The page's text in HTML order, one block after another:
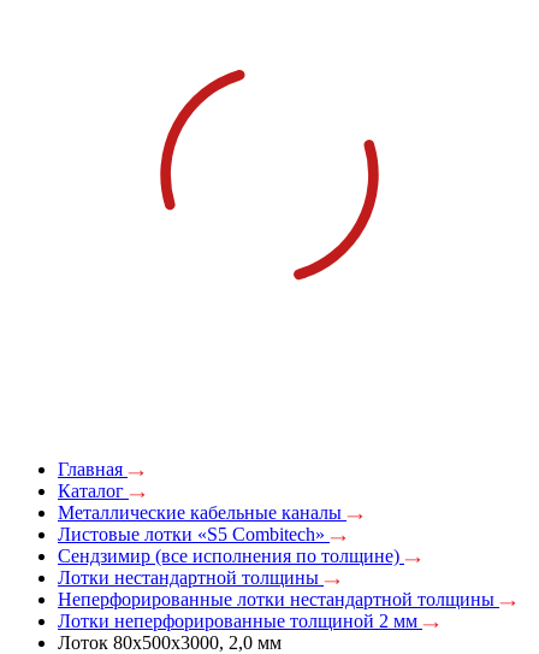
Главная
Каталог
Металлические кабельные каналы
Листовые лотки «S5 Combitech»
Сендзимир (все исполнения по толщине)
Лотки нестандартной толщины
Неперфорированные лотки нестандартной толщины
Лотки неперфорированные толщиной 2 мм
Лоток 80х500х3000, 2,0 мм